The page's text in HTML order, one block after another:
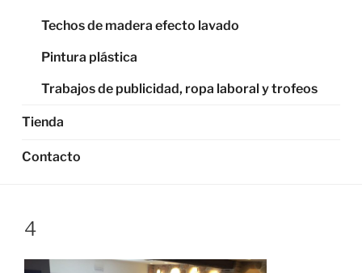
Techos de madera efecto lavado
Pintura plástica
Trabajos de publicidad, ropa laboral y trofeos
Tienda
Contacto
4